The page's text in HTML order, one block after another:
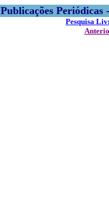
Publicações
Pesquisa